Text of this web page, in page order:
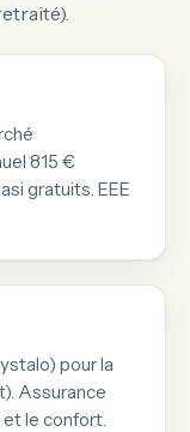
815 €
gratuits. EEE
pour la
Assurance
et le confort.